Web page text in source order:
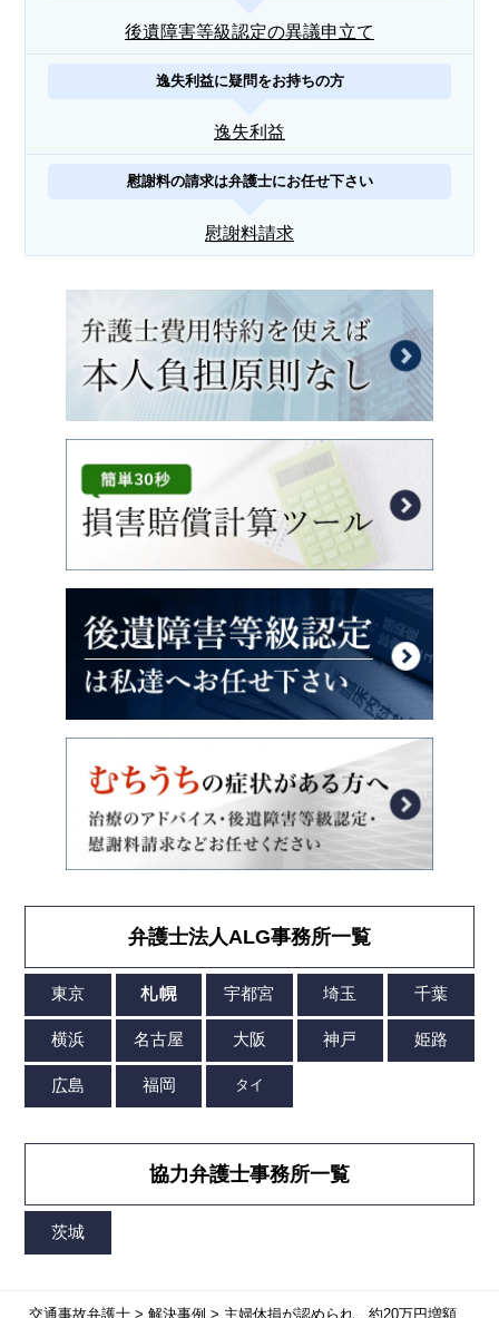
後遺障害等級認定の異議申立て
逸失利益に疑問をお持ちの方
逸失利益
慰謝料の請求は弁護士にお任せ下さい
慰謝料請求
弁護士法人ALG事務所一覧
協力弁護士事務所一覧
交通事故弁護士> 解決事例 > 主婦休損が認められ、約20万円増額